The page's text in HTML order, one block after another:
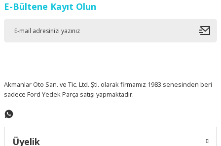
E-Bültene Kayıt Olun
Akmanlar Oto San. ve Tic. Ltd. Şti. olarak firmamız 1983 senesinden beri
sadece Ford Yedek Parça satışı yapmaktadır.
Üyelik